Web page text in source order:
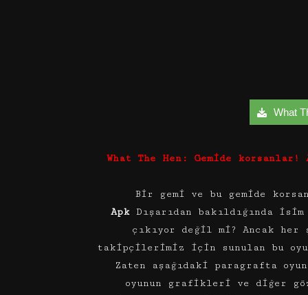
What
What The Hen: Gemide
Bir gemi ve bu gemide
ApkDışarıdan bakıldığında
çıkıyor değil mi? Ancak
takipçilerimiz için sunulan bu
Zaten aşağıdaki paragrafta
oyunun grafikleri ve diğer